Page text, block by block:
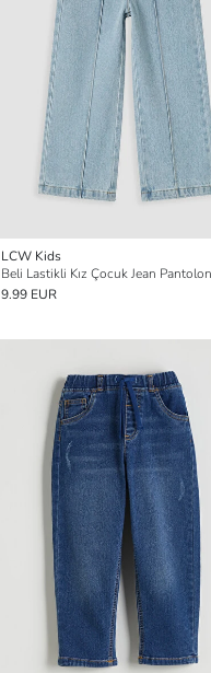
LCW Kids
Beli Lastikli Kız Çocuk Jean Pantolon
9.99 EUR